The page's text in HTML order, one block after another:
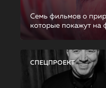
Семь фильмов о
которые покажут на
СПЕЦПРОЕКТ